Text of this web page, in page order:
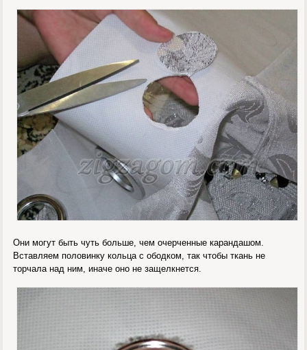
Они могут быть чуть больше, чем очерченные карандашом.
Вставляем половинку кольца с ободком, так чтобы ткань не
торчала над ним, иначе оно не защелкнется.